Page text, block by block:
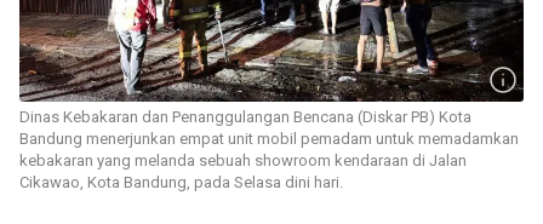
Dinas Kebakaran dan Penanggulangan Bencana (Diskar PB) Kota
Bandung menerjunkan empat unit mobil pemadam untuk memadamkan
kebakaran yang melanda sebuah showroom kendaraan di Jalan
Cikawao, Kota Bandung, pada Selasa dini hari.